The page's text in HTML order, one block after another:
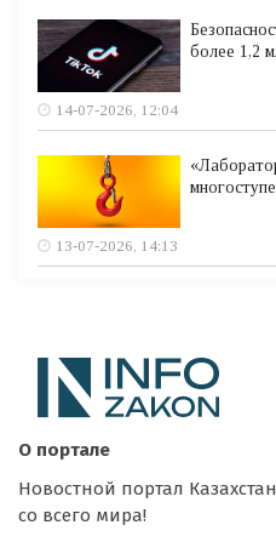
более 1,2
14-07-2026, 12:04
13-07-2026, 14:13
О портале
Новостной портал
со всего мира!